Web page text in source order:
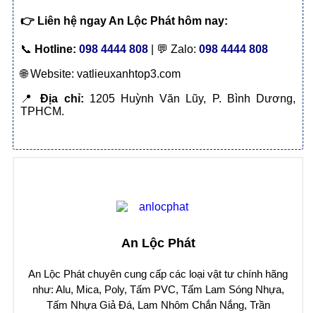
👉 Liên hệ ngay An Lộc Phát hôm nay:
📞 Hotline: 098 4444 808 | 💬 Zalo: 098 4444 808
🌐 Website: vatlieuxanhtop3.com
📍Địa chỉ: 1205 Huỳnh Văn Lũy, P. Bình Dương,
TPHCM.
An Lộc Phát
An Lộc Phát chuyên cung cấp các loại vật tư chính hãng
như: Alu, Mica, Poly, Tấm PVC, Tấm Lam Sóng Nhựa,
Tấm Nhựa Giả Đá, Lam Nhôm Chắn Nắng, Trần